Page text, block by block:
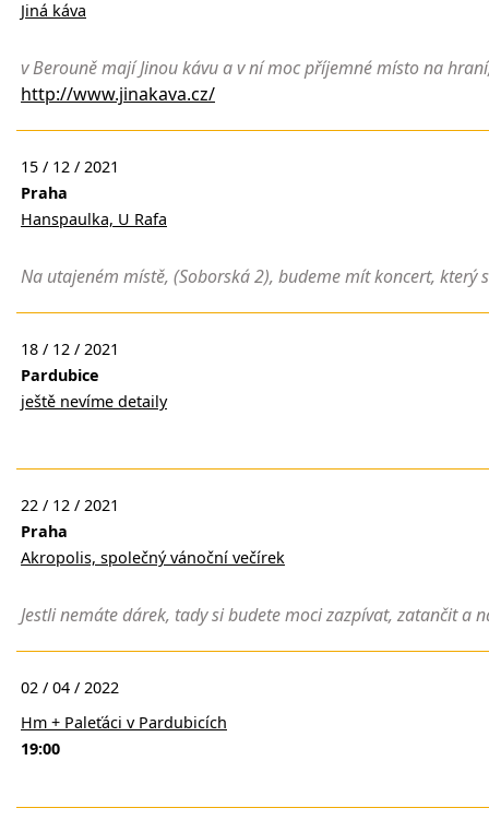
Jiná káva
v Berouně mají Jinou kávu a v ní moc příjemné místo na
http://www.jinakava.cz/
15 / 12 / 2021
Praha
Hanspaulka, U Rafa
Na utajeném místě, (Soborská 2), budeme mít koncert,
18 / 12 / 2021
Pardubice
ještě nevíme detaily
22 / 12 / 2021
Praha
Akropolis, společný vánoční večírek
Jestli nemáte dárek, tady si budete moci zazpívat, zatančit a
02 / 04 / 2022
Hm + Paleťáci v Pardubicích
19:00